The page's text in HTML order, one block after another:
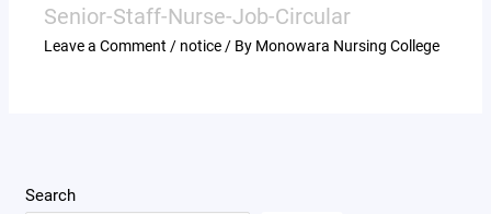
Senior-Staff-Nurse-Job-Circular
Leave a Comment / notice / By Monowara Nursing College
Search